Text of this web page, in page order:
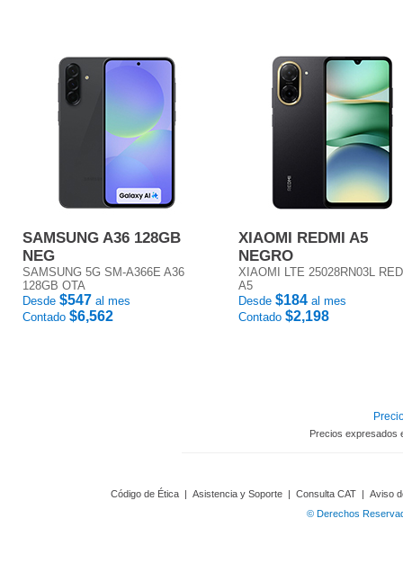
SAMSUNG A36 128GB
NEG
SAMSUNG 5G SM-A366E A36
128GB OTA
Desde $547 al mes
Contado $6,562
XIAOMI REDMI A5
NEGRO
XIAOMI LTE 25028RN03L
A5
Desde $184 al mes
Contado $2,198
Precios expresados
Código de Ética | Asistencia y Soporte | Consulta CAT | Aviso
© Derechos